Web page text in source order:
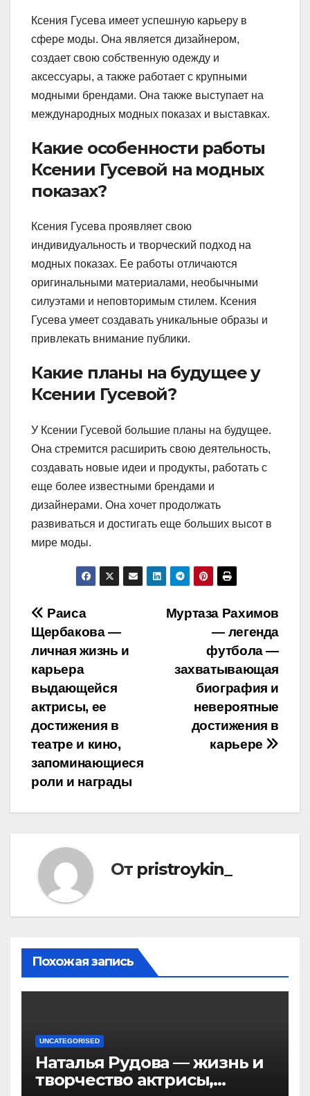
Ксения Гусева имеет успешную карьеру в
сфере моды. Она является дизайнером,
создает свою собственную одежду и
аксессуары, а также работает с крупными
модными брендами. Она также выступает на
международных модных показах и выставках.
Какие особенности работы
Ксении Гусевой на модных
показах?
Ксения Гусева проявляет свою
индивидуальность и творческий подход на
модных показах. Ее работы отличаются
оригинальными материалами, необычными
силуэтами и неповторимым стилем. Ксения
Гусева умеет создавать уникальные образы и
привлекать внимание публики.
Какие планы на будущее у
Ксении Гусевой?
У Ксении Гусевой большие планы на будущее.
Она стремится расширить свою деятельность,
создавать новые идеи и продукты, работать с
еще более известными брендами и
дизайнерами. Она хочет продолжать
развиваться и достигать еще больших высот в
мире моды.
Навигация
по
записям
Муртаза Рахимов
— легенда
футбола —
захватывающая
биография и
невероятные
достижения в
карьере
Раиса
Щербакова —
личная жизнь и
карьера
выдающейся
актрисы, ее
достижения в
театре и кино,
запоминающиеся
роли и награды
От pristroykin_
Похожая запись
UNCATEGORISED
Наталья Рудова — жизнь и
творчество актрисы,